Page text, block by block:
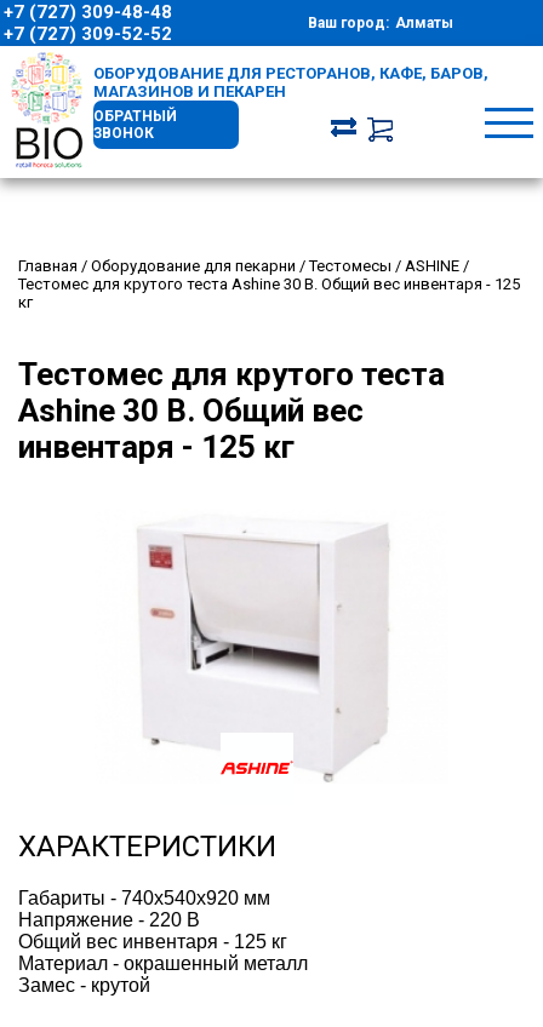
+7 (727) 309-48-48
+7 (727) 309-52-52
Ваш город: Алматы
ОБОРУДОВАНИЕ ДЛЯ РЕСТОРАНОВ, КАФЕ, БАРОВ,
МАГАЗИНОВ И ПЕКАРЕН
ОБРАТНЫЙ
ЗВОНОК
Главная / Оборудование для пекарни /Тестомесы / ASHINE /
Тестомес для крутого теста Ashine 30 B. Общий вес инвентаря - 125
кг
Тестомес для крутого теста
Ashine 30 B. Общий вес
инвентаря - 125 кг
ХАРАКТЕРИСТИКИ
Габариты - 740х540х920 мм
Напряжение - 220 В
Общий вес инвентаря - 125 кг
Материал - окрашенный металл
Замес - крутой